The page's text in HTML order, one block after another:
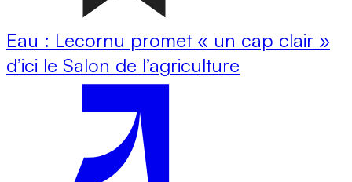
Eau : Lecornu promet « un cap clair »
d’ici le Salon de l’agriculture